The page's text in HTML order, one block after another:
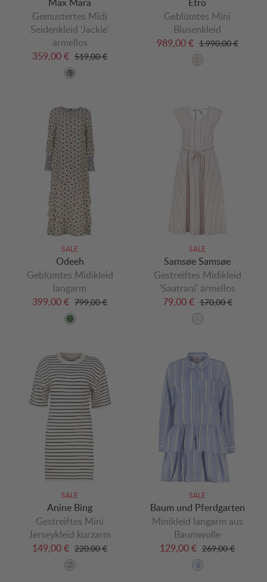
Gemustertes Midi
Seidenkleid 'Jackie'
ärmellos
359,00 € 519,00 €
Geblümtes Mini
Blusenkleid
989,00 € 1.990,00 €
SALE
Odeeh
Geblümtes Midikleid
langarm
399,00 € 799,00 €
SALE
Samsøe Samsøe
Gestreiftes Midikleid
'Saatrani' ärmellos
79,00 € 170,00 €
SALE
Anine Bing
Gestreiftes Mini
Jerseykleid kurzarm
149,00 € 220,00 €
SALE
Baum und Pferdgarten
Minikleid langarm aus
Baumwolle
129,00 € 269,00 €